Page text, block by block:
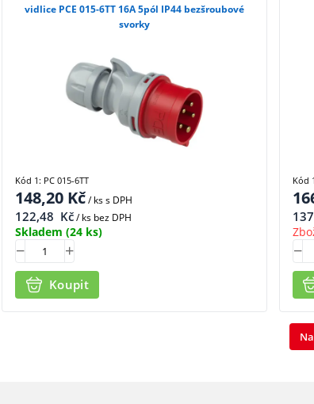
vidlice PCE 015-6TT 16A 5pól IP44 bezšroubové
svorky
148,20 Kč/ kss DPH
122,48 Kč/ ks bez DPH
Skladem (24 ks)
Koupit
Kód 1: PC 015-6TT Kód